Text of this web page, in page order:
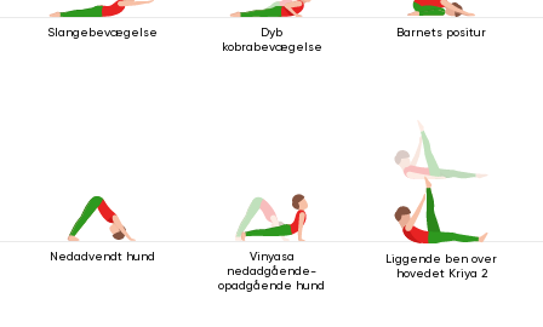
Slangebevægelse
Dyb
kobrabevægelse
Barnets positur
Nedadvendt hund
Vinyasa
nedadgående-
opadgående hund
Liggende ben over
hovedet Kriya 2